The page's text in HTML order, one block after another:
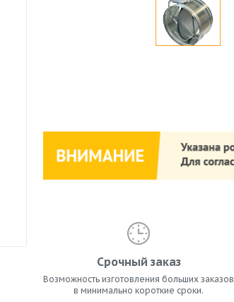
Срочный заказ
Возможность изготовления больших заказов
в минимально короткие сроки.